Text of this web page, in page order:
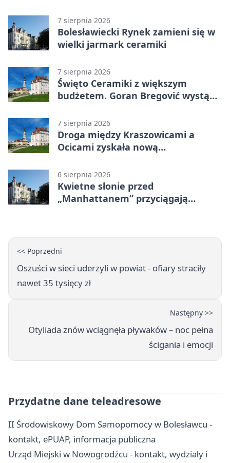
7 sierpnia 2026
Bolesławiecki Rynek zamieni się w
wielki jarmark ceramiki
7 sierpnia 2026
Święto Ceramiki z większym
budżetem. Goran Bregović wystąpi
7 sierpnia 2026
Droga między Kraszowicami a
Ocicami zyskała nową
6 sierpnia 2026
Kwietne słonie przed
„Manhattanem” przyciągają
<< Poprzedni
Oszuści w sieci uderzyli w powiat - ofiary straciły
nawet 35 tysięcy zł
Następny >>
Otyliada znów wciągnęła pływaków – noc pełna
ścigania i emocji
Przydatne dane teleadresowe
II Środowiskowy Dom Samopomocy w Bolesławcu -
kontakt, ePUAP, informacja publiczna
Urząd Miejski w Nowogrodźcu - kontakt, wydziały i